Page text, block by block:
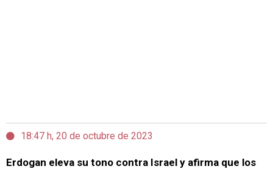
18:47 h, 20 de octubre de 2023
Erdogan eleva su tono contra Israel y afirma que los